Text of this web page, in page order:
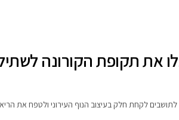
את תקופת הקורונה
לקחת חלק בעיצוב הנוף העירוני ולטפח את